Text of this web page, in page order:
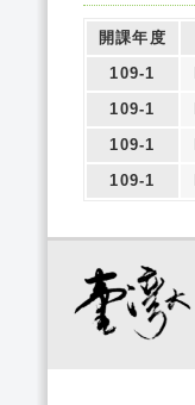
開課年度
109-1
109-1
109-1
109-1